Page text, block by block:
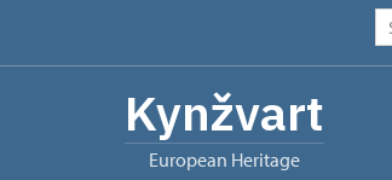
Kynžvart
European Heritage